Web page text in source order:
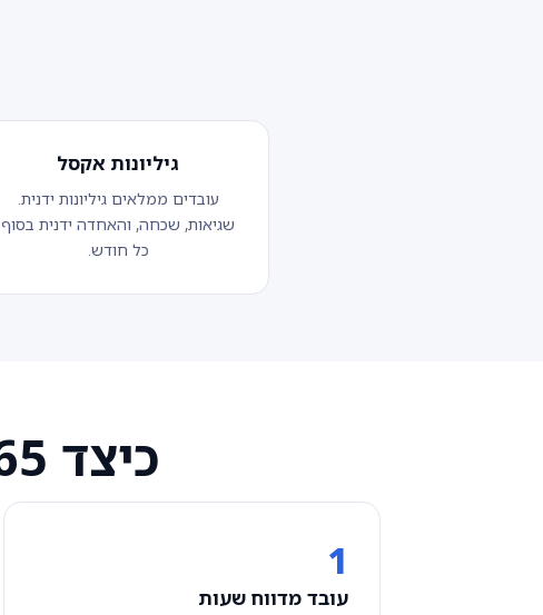
גיליונות אקסל
עובדים ממלאים גיליונות ידנית.
שגיאות, שכחה, והאחדה ידנית בסוף
כל חודש.
כיצד TimeClock 365 פותר את זה
1
עובד מדווח שעות